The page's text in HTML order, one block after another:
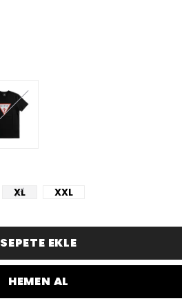
XL XXL
SEPETE EKLE
HEMEN AL